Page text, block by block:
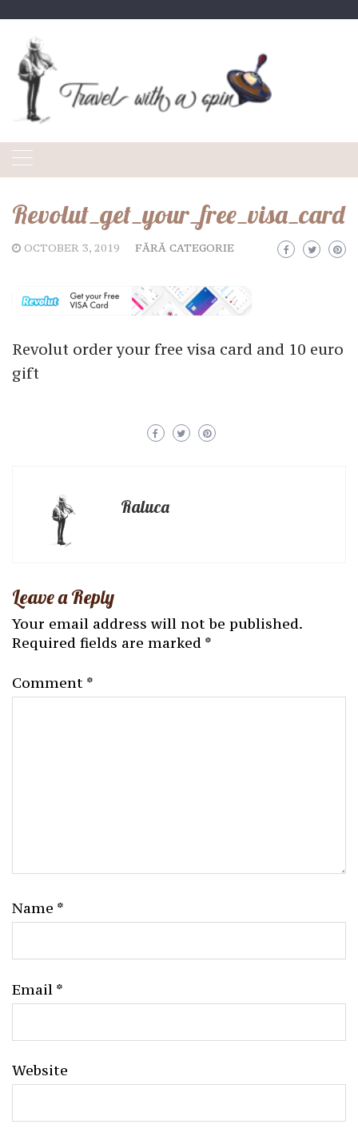
content
Revolut_get_your_free_visa_card
OCTOBER 3, 2019 FĂRĂ CATEGORIE
Revolut order your free visa card and 10 euro
gift
Raluca
Leave a Reply
Your email address will not be published.
Required fields are marked *
Comment *
Name *
Email *
Website